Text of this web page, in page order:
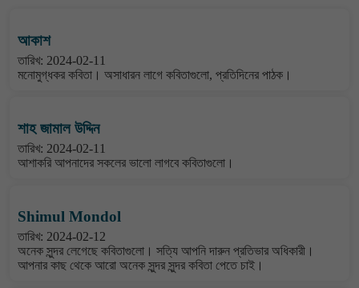
আকাশ
তারিখ: 2024-02-11
মনোমুগ্ধকর কবিতা। অসাধারন লাগে কবিতাগুলো, প্রতিদিনের পাঠক।
শাহ জামাল উদ্দিন
তারিখ: 2024-02-11
আশাকরি আপনাদের সকলের ভালো লাগবে কবিতাগুলো।
Shimul Mondol
তারিখ: 2024-02-12
অনেক সুন্দর লেগেছে কবিতাগুলো। সত্যি আপনি দারুন প্রতিভার অধিকারী।
আপনার কাছ থেকে আরো অনেক সুন্দর সুন্দর কবিতা পেতে চাই।